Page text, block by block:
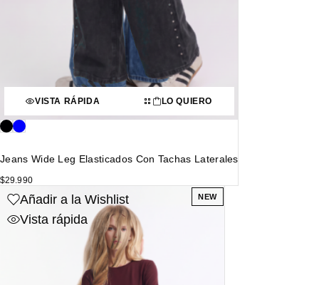
VISTA RÁPIDA LO QUIERO
Jeans Wide Leg Elasticados Con Tachas Laterales
$29.990
NEW
Añadir a la Wishlist
Vista rápida